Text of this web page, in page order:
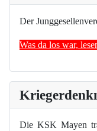
Der
Was da los war,
Die KSK Mayen